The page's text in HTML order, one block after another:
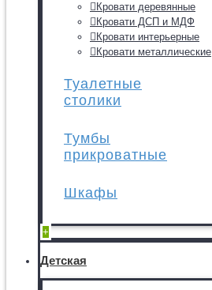
Кровати деревянные
Кровати ДСП и МДФ
Кровати интерьерные
Кровати металлические
Туалетные
столики
Тумбы
прикроватные
Шкафы
+
Детская